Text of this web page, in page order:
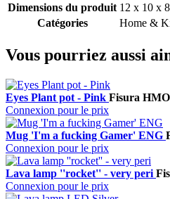
Dimensions du produit 12 x 10 x
Catégories
Home &
Vous pourriez aussi
Eyes Plant pot - Pink Fisura
Connexion pour le prix
Mug 'I'm a fucking Gamer' ENG
Connexion pour le prix
Lava lamp ''rocket'' - very peri
Connexion pour le prix